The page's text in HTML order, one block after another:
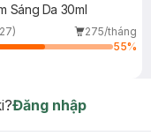
Sáng Da 30ml
275/tháng
55%
Đăng nhập